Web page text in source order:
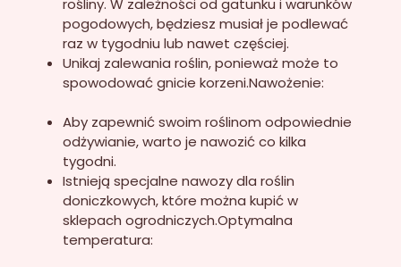
rośliny. W zależności od gatunku i warunków
pogodowych, będziesz musiał je podlewać
raz w tygodniu lub nawet częściej.
Unikaj zalewania roślin, ponieważ może to
spowodować gnicie korzeni.Nawożenie:
Aby zapewnić swoim roślinom odpowiednie
odżywianie, warto je nawozić co kilka
tygodni.
Istnieją specjalne nawozy dla roślin
doniczkowych, które można kupić w
sklepach ogrodniczych.Optymalna
temperatura: